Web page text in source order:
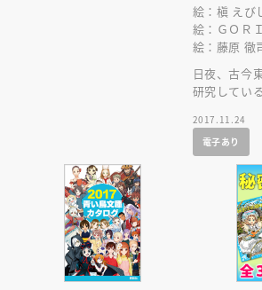
絵：槇 えび
絵：ＧＯＲ
絵：藤原 徹
日夜、古今
研究してい
姿を大発表
2017.11.24
電子あり